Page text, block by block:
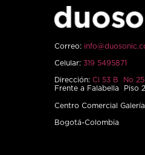
Correo:
Celular: 319 5495871
Dirección: Cl 53 B No
Frente a Falabella Piso 2
Centro Comercial
Bogotá-Colombia